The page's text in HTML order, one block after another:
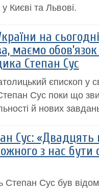
Києві та Львові.
на
маємо
Степан Сус
єпископ у
Сус поки що
й нових
Сус: «Двадцять
з нас
Сус був